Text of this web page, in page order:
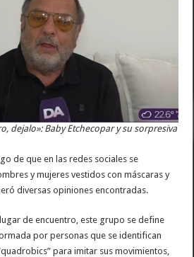
dejalo»: Baby Etchecopar y su sorpresiva
de que en las redes sociales se
y mujeres vestidos con máscaras y
diversas opiniones encontradas.
de encuentro, este grupo se define
por personas que se identifican
para imitar sus movimientos,